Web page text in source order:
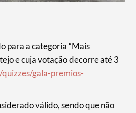
para a categoria “Mais
e cuja votação decorre até 3
gala-premios-
válido, sendo que não